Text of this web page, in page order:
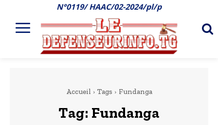
N°0119/ HAAC/02-2024/pl/p
Accueil Tags Fundanga
Tag: Fundanga